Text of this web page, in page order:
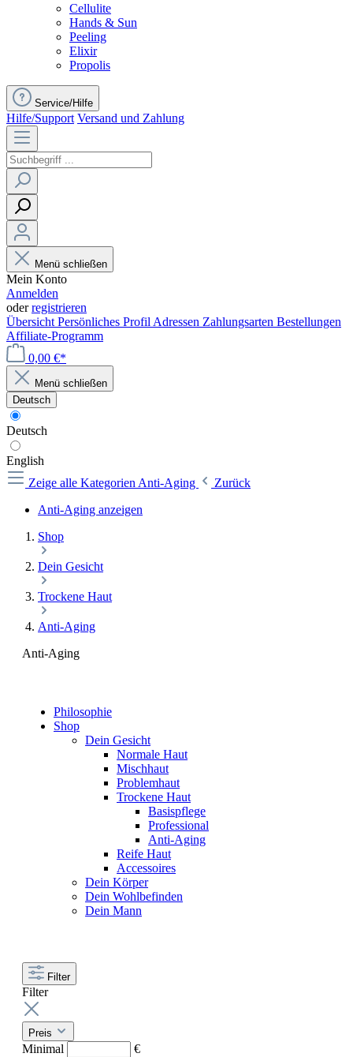
Cellulite
Hands & Sun
Peeling
Elixir
Propolis
Service/Hilfe
Hilfe/Support Versand und Zahlung
Menü schließen
Mein Konto
Anmelden
oderregistrieren
Übersicht Persönliches Profil Adressen Zahlungsarten Bestellungen
Affiliate-Programm
0,00 €*
Menü schließen
Deutsch
Deutsch
English
Zeige alle Kategorien Anti-Aging
Zurück
Anti-Aging anzeigen
Shop
Dein Gesicht
Trockene Haut
Anti-Aging
Anti-Aging
Philosophie
Shop
Dein Gesicht
Normale Haut
Mischhaut
Problemhaut
Trockene Haut
Basispflege
Professional
Anti-Aging
Reife Haut
Accessoires
Dein Körper
Dein Wohlbefinden
Dein Mann
Filter
Filter
Preis
Minimal
€